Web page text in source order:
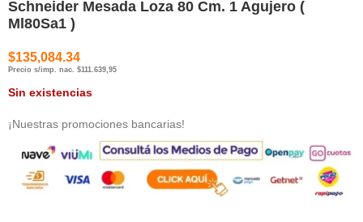
Schneider Mesada Loza 80 Cm. 1 Agujero (
Ml80Sa1 )
$135,084.34
Precio s/imp. nac. $111.639,95
Sin existencias
¡Nuestras promociones bancarias!